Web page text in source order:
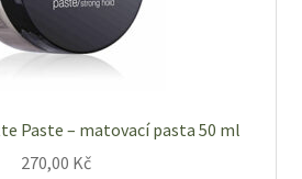
Paste – matovací pasta 50 ml
270,00 Kč